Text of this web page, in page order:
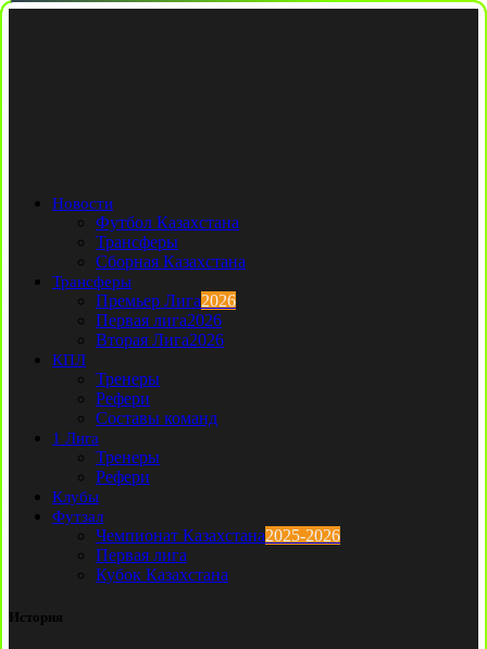
Новости
Футбол Казахстана
Трансферы
Сборная Казахстана
Трансферы
Премьер Лига2026
Первая лига2026
Вторая Лига2026
КПЛ
Тренеры
Рефери
Составы команд
1 Лига
Тренеры
Рефери
Клубы
Футзал
Чемпионат Казахстана2025-2026
Первая лига
Кубок Казахстана
История